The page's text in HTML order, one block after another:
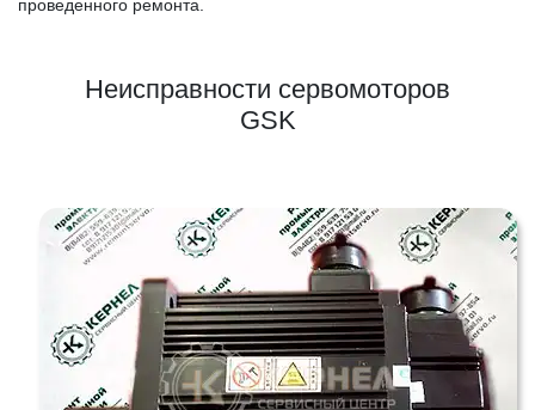
проведенного ремонта.
Неисправности сервомоторов
GSK